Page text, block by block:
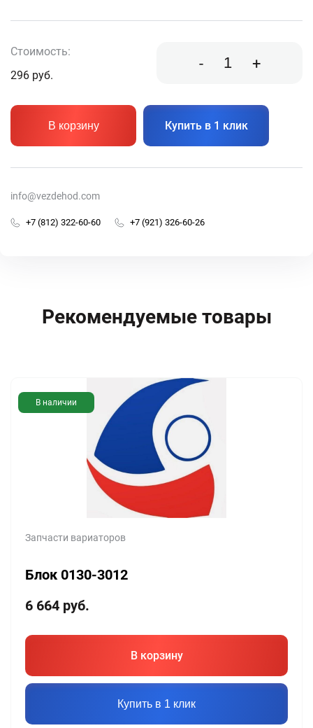
Стоимость:
296 руб.
- +
В корзину Купить в 1 клик
info@vezdehod.com
+7 (812) 322-60-60 +7 (921) 326-60-26
Рекомендуемые товары
В наличии
Запчасти вариаторов
Блок 0130-3012
6 664 руб.
В корзину
Купить в 1 клик